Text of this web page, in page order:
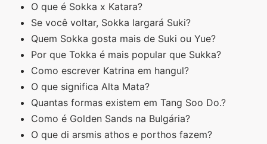
O que é Sokka x Katara?
Se você voltar, Sokka largará Suki?
Quem Sokka gosta mais de Suki ou Yue?
Por que Tokka é mais popular que Sukka?
Como escrever Katrina em hangul?
O que significa Alta Mata?
Quantas formas existem em Tang Soo Do.?
Como é Golden Sands na Bulgária?
O que di arsmis athos e porthos fazem?